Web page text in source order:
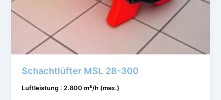
Schachtlüfter MSL 28-300
Luftleistung : 2.800 m³/h (max.)